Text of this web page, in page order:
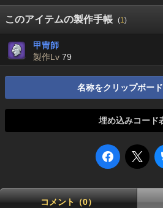
このアイテムの製作手帳 (1)
甲冑師
製作Lv 79
名称をクリップボー
埋め込みコード
コメント（0）